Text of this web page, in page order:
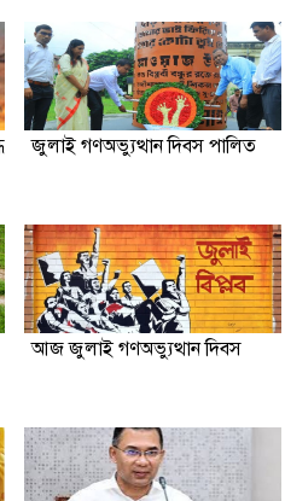
জুলাই গণঅভ্যুত্থান দিবস পালিত
আজ জুলাই গণঅভ্যুত্থান দিবস